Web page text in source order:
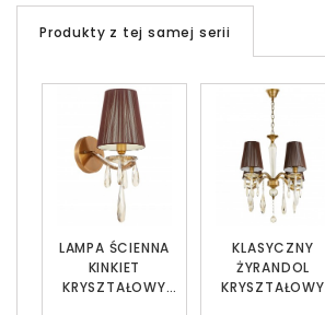
Produkty z tej samej serii
LAMPA ŚCIENNA
KINKIET
KRYSZTAŁOWY
KLASYCZNY
ŻYRANDOL
KRYSZTAŁOWY